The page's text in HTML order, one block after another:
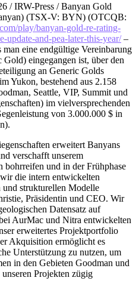
/ IRW-Press / Banyan Gold
(TSX-V: BYN) (OTCQB:
play/banyan-gold-re-rating-
update-and-pea-later-this-year/–
eine endgültige Vereinbarung
eingegangen ist, über den
an Generic Golds
Yukon, bestehend aus 2.158
Seattle, VIP, Summit und
im vielversprechenden
von 3.000.000 $ in
erweitert Banyans
verschafft unserem
bohrreifen und in der Frühphase
die intern entwickelten
und strukturellen Modelle
Präsidentin und CEO. Wir
Datensatz auf
AurMac und Nitra entwickelten
erweitertes Projektportfolio
Akquisition ermöglicht es
Unterstützung zu nutzen, um
in den Gebieten Goodman und
Projekten zügig